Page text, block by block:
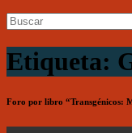
Etiqueta:
Foro por libro “Transgénicos: